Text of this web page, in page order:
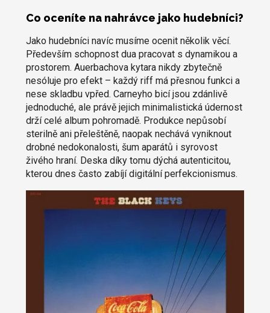
Co oceníte na nahrávce jako hudebníci?
Jako hudebníci navíc musíme ocenit několik věcí.
Především schopnost dua pracovat s dynamikou a
prostorem. Auerbachova kytara nikdy zbytečně
nesóluje pro efekt – každý riff má přesnou funkci a
nese skladbu vpřed. Carneyho bicí jsou zdánlivě
jednoduché, ale právě jejich minimalistická údernost
drží celé album pohromadě. Produkce nepůsobí
sterilně ani přeleštěně, naopak nechává vyniknout
drobné nedokonalosti, šum aparátů i syrovost
živého hraní. Deska díky tomu dýchá autenticitou,
kterou dnes často zabíjí digitální perfekcionismus.